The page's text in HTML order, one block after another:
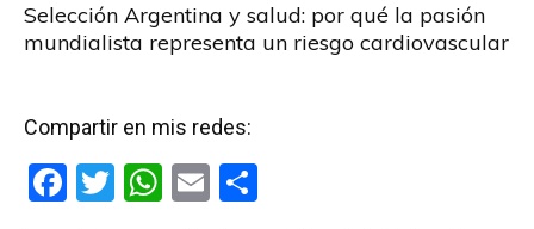
Selección Argentina y salud: por qué la pasión
mundialista representa un riesgo cardiovascular
Compartir en mis redes:
F
T
W E